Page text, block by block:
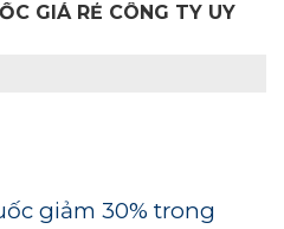
GIÁ RẺ CÔNG TY UY
giảm 30% trong